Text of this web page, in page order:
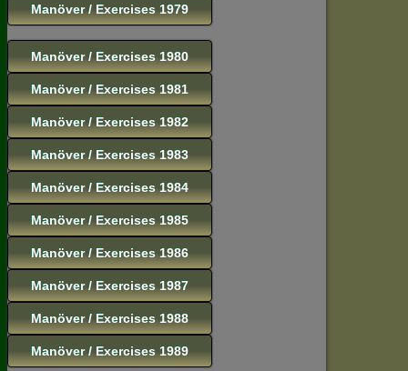
Manöver / Exercises 1979
Manöver / Exercises 1980
Manöver / Exercises 1981
Manöver / Exercises 1982
Manöver / Exercises 1983
Manöver / Exercises 1984
Manöver / Exercises 1985
Manöver / Exercises 1986
Manöver / Exercises 1987
Manöver / Exercises 1988
Manöver / Exercises 1989